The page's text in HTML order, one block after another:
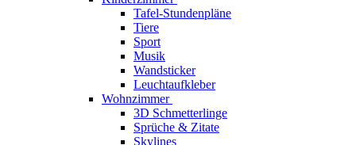
Tafel-Stundenpläne
Tiere
Sport
Musik
Wandsticker
Leuchtaufkleber
Wohnzimmer
3D Schmetterlinge
Sprüche & Zitate
Skylines